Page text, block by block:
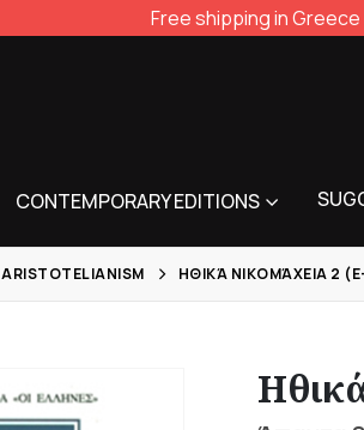
Free shipping in
CONTEMPORARY EDITIONS
ARISTOTELIANISM ΗΘΙΚΆ ΝΙΚΟΜΆΧΕΙΑ 2